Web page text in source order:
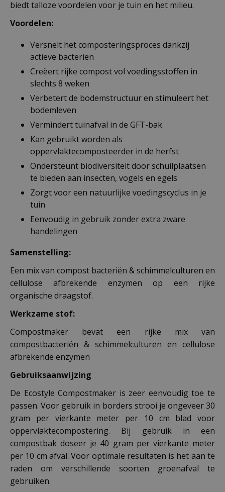
biedt talloze voordelen voor je tuin en het milieu.
Voordelen:
Versnelt het composteringsproces dankzij
actieve bacteriën
Creëert rijke compost vol voedingsstoffen in
slechts 8 weken
Verbetert de bodemstructuur en stimuleert het
bodemleven
Vermindert tuinafval in de GFT-bak
Kan gebruikt worden als
oppervlaktecomposteerder in de herfst
Ondersteunt biodiversiteit door schuilplaatsen
te bieden aan insecten, vogels en egels
Zorgt voor een natuurlijke voedingscyclus in je
tuin
Eenvoudig in gebruik zonder extra zware
handelingen
Samenstelling:
Een mix van compost bacteriën & schimmelculturen en
cellulose afbrekende enzymen op een rijke
organische draagstof.
Werkzame stof:
Compostmaker bevat een rijke mix van
compostbacteriën & schimmelculturen en cellulose
afbrekende enzymen
Gebruiksaanwijzing
De Ecostyle Compostmaker is zeer eenvoudig toe te
passen. Voor gebruik in borders strooi je ongeveer 30
gram per vierkante meter per 10 cm blad voor
oppervlaktecompostering. Bij gebruik in een
compostbak doseer je 40 gram per vierkante meter
per 10 cm afval. Voor optimale resultaten is het aan te
raden om verschillende soorten groenafval te
gebruiken.